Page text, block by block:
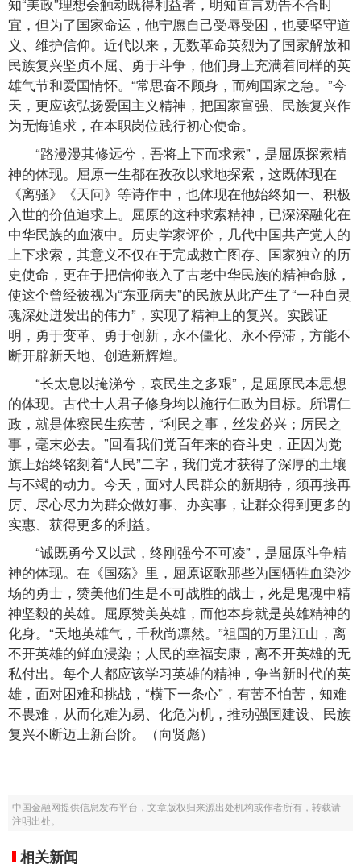
宜，但为了国家命运，他宁愿自己受辱受困，也要坚守道
义、维护信仰。近代以来，无数革命英烈为了国家解放和
民族复兴坚贞不屈、勇于斗争，他们身上充满着同样的英
雄气节和爱国情怀。“常思奋不顾身，而殉国家之急。”今
天，更应该弘扬爱国主义精神，把国家富强、民族复兴作
为无悔追求，在本职岗位践行初心使命。
“路漫漫其修远兮，吾将上下而求索”，是屈原探索精
神的体现。屈原一生都在孜孜以求地探索，这既体现在
《离骚》《天问》等诗作中，也体现在他始终如一、积极
入世的价值追求上。屈原的这种求索精神，已深深融化在
中华民族的血液中。历史学家评价，几代中国共产党人的
上下求索，其意义不仅在于完成救亡图存、国家独立的历
史使命，更在于把信仰嵌入了古老中华民族的精神命脉，
使这个曾经被视为“东亚病夫”的民族从此产生了“一种自灵
魂深处迸发出的伟力”，实现了精神上的复兴。实践证
明，勇于变革、勇于创新，永不僵化、永不停滞，方能不
断开辟新天地、创造新辉煌。
“长太息以掩涕兮，哀民生之多艰”，是屈原民本思想
的体现。古代士人君子修身均以施行仁政为目标。所谓仁
政，就是体察民生疾苦，“利民之事，丝发必兴；厉民之
事，毫末必去。”回看我们党百年来的奋斗史，正因为党
旗上始终铭刻着“人民”二字，我们党才获得了深厚的土壤
与不竭的动力。今天，面对人民群众的新期待，须再接再
厉、尽心尽力为群众做好事、办实事，让群众得到更多的
实惠、获得更多的利益。
“诚既勇兮又以武，终刚强兮不可凌”，是屈原斗争精
神的体现。在《国殇》里，屈原讴歌那些为国牺牲血染沙
场的勇士，赞美他们生是不可战胜的战士，死是鬼魂中精
神坚毅的英雄。屈原赞美英雄，而他本身就是英雄精神的
化身。“天地英雄气，千秋尚凛然。”祖国的万里江山，离
不开英雄的鲜血浸染；人民的幸福安康，离不开英雄的无
私付出。每个人都应该学习英雄的精神，争当新时代的英
雄，面对困难和挑战，“横下一条心”，有苦不怕苦，知难
不畏难，从而化难为易、化危为机，推动强国建设、民族
复兴不断迈上新台阶。（向贤彪）
中国金融网提供信息发布平台，文章版权归来源出处机构或作者所有，转载请
注明出处。
相关新闻